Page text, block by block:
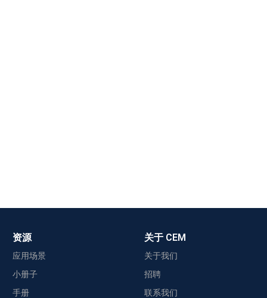
资源
应用场景
小册子
手册
关于 CEM
关于我们
招聘
联系我们